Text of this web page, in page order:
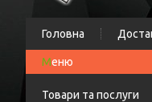
Головна
Товари та послуги